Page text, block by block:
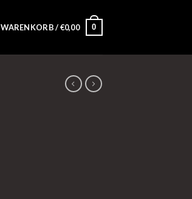
WARENKORB /€0,00 0